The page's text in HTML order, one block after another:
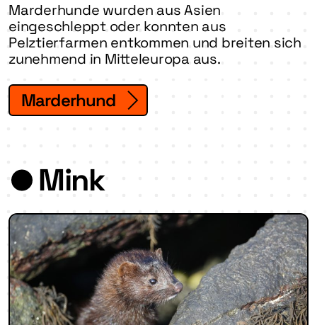
Marderhunde wurden aus Asien
eingeschleppt oder konnten aus
Pelztierfarmen entkommen und breiten sich
zunehmend in Mitteleuropa aus.
Marderhund
Mink